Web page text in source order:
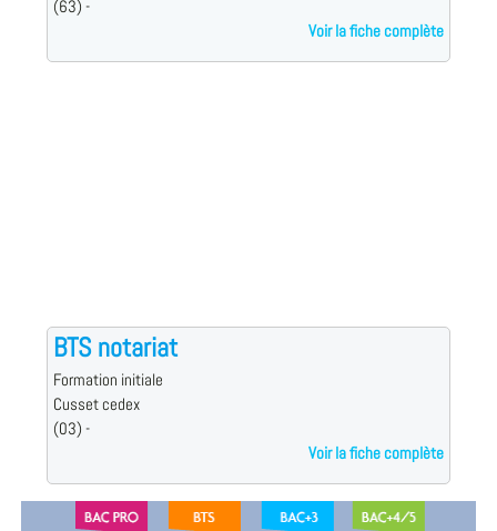
(63) -
Voir la fiche complète
BTS notariat
Formation initiale
Cusset cedex
(03) -
Voir la fiche complète